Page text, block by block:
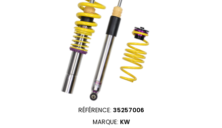
RÉFÉRENCE: 35257006
MARQUE: KW